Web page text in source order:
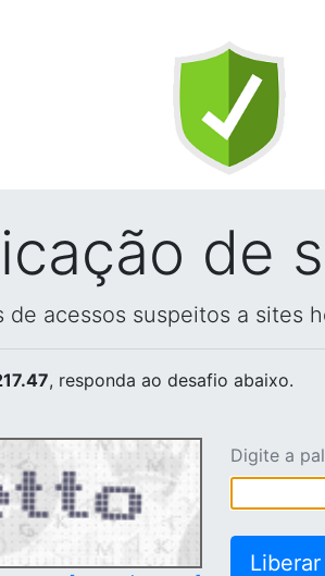
de
acessos suspeitos a sites
, responda ao desafio abaixo.
Digite a